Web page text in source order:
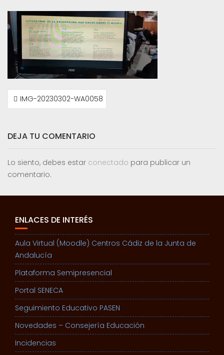
NAVEGACIÓN
DEIMG-20230302-WA0058
DEJA TU COMENTARIO
Lo siento, debes estar conectado para publicar un
comentario.
ENLACES DE INTERÉS
Aula Virtual (Moodle) Centros Cádiz de la Junta de
Andalucía
Plataforma Semipresencial
Portal SENECA
Seguimiento Educativo PASEN
Novedades – Consejería Educación
Incidencias